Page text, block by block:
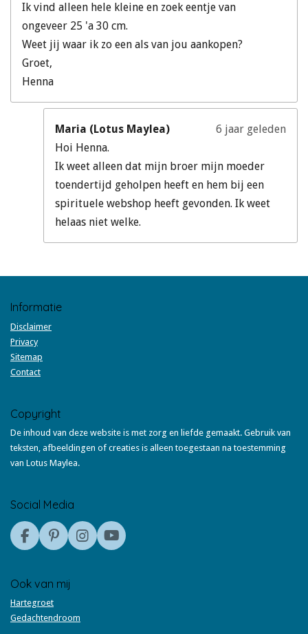
Ik vind alleen hele kleine en zoek eentje van
ongeveer 25 'a 30 cm.
Weet jij waar ik zo een als van jou aankopen?
Groet,
Henna
Maria (Lotus Maylea)
6 jaar geleden
Hoi Henna.
Ik weet alleen dat mijn broer mijn moeder
toendertijd geholpen heeft en hem bij een
spirituele webshop heeft gevonden. Ik weet
helaas niet welke.
Informatie
Disclaimer
Privacy
Sitemap
Contact
Copyright
De inhoud van deze website is met zorg en liefde gemaakt. Gebruik van
teksten, afbeeldingen of creaties is alleen toegestaan na toestemming
van Lotus Maylea.
Social Media
F
a
e
o
o
P
i
t
r
e
I
n
Y
o
Ook van mij
Hartegroet
Gedachtendroom